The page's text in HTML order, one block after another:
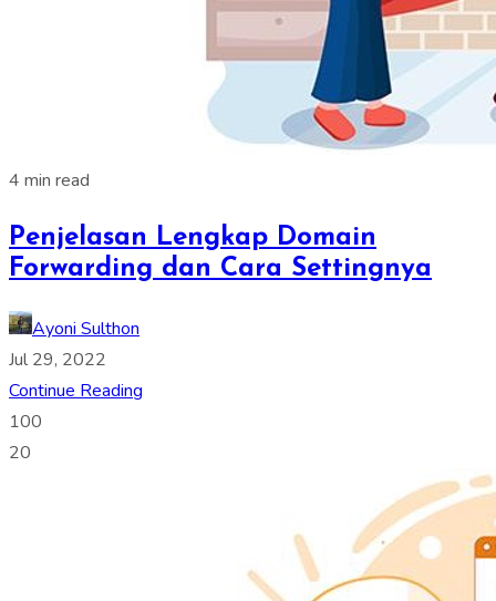
4 min read
Penjelasan Lengkap Domain
Forwarding dan Cara Settingnya
Ayoni Sulthon
Jul 29, 2022
Continue Reading
100
20